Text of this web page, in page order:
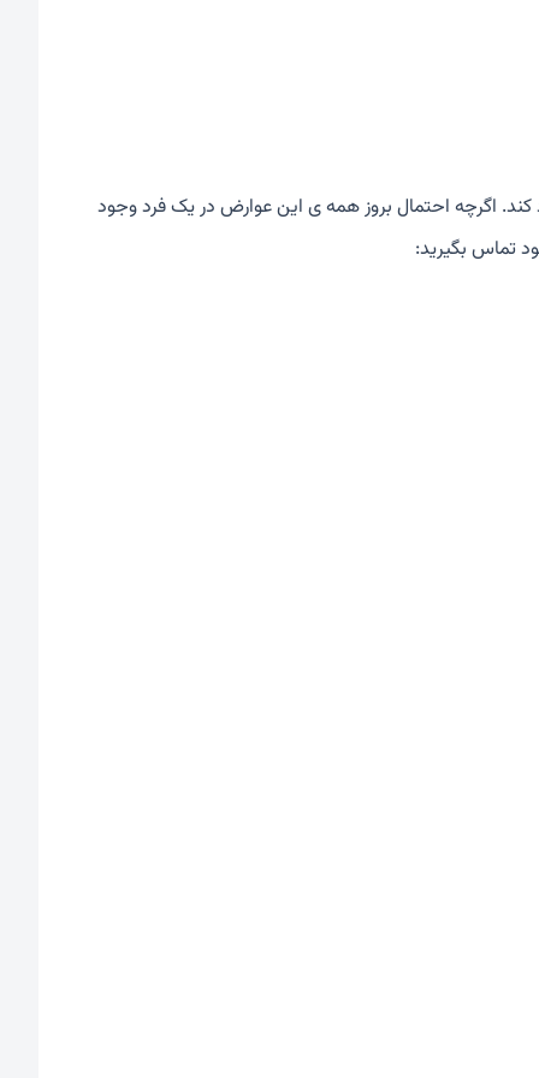
اگرچه احتمال بروز همه ی این عوارض در یک فرد وجود
تماس بگیرید: